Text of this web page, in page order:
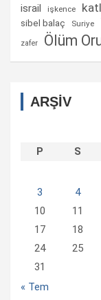
israil işkence
sibel balaç Suriye
zafer Ölüm
ARŞİV
P
S
3
4
10
11
17
18
24
25
31
« Tem